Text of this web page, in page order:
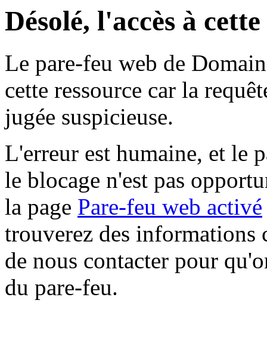
Désolé, l'accès à
Le pare-feu web de
cette ressource car la
jugée suspicieuse.
L'erreur est humaine, et le
le blocage n'est pas
la page Pare-feu web activé
trouverez des informations
de nous contacter pour
du pare-feu.